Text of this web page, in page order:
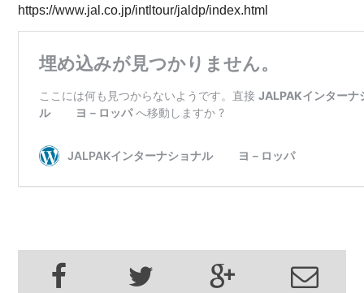
https://www.jal.co.jp/intltour/jaldp/index.html